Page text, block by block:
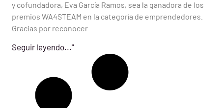
y cofundadora, Eva García Ramos, sea la ganadora de los
premios WA4STEAM en la categoría de emprendedores.
Gracias por reconocer
Seguir leyendo..."